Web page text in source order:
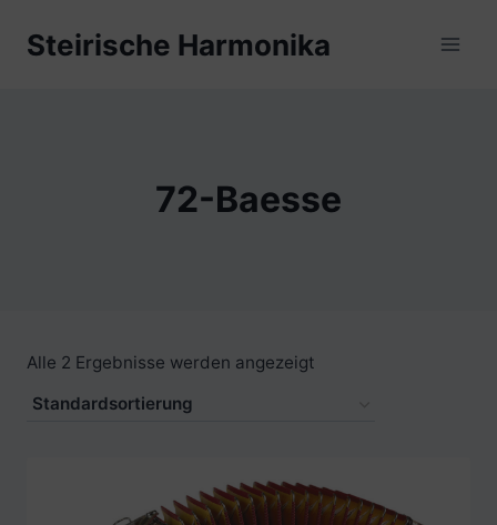
InhaltSteirische Harmonika
72-Baesse
Alle 2 Ergebnisse werden angezeigt